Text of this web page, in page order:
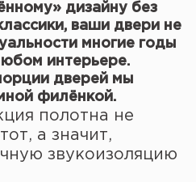
дизайну без
ваши двери не
многие годы
интерьере.
дверей мы
филёнкой.
полотна не
а значит,
звукоизоляцию